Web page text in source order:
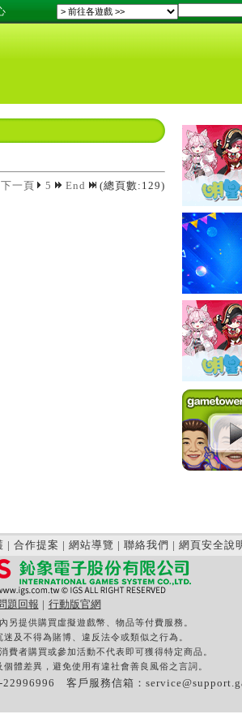
下一頁 5 End (總頁數:129)
| 合作提案 | 網站導覽 | 聯絡我們 | 網頁安全說
題回報 | 行動版官網
另提供購買虛擬遊戲幣、物品等付費服務。
及不得為賭博、違反法令或類似之行為。
費者購買或參加活動不代表即可獲得特定商品。
體差異，避免使用有違社會善良風俗之言詞。
客戶服務信箱：